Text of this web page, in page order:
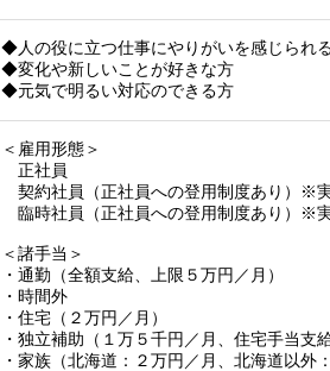
◆人の役に立つ仕事にやりがいを感じられ
◆変化や新しいことが好きな方
◆元気で明るい対応のできる方
＜雇用形態＞
正社員
契約社員（正社員への登用制度あり）※
臨時社員（正社員への登用制度あり）※
＜諸手当＞
・通勤（全額支給、上限５万円／月）
・時間外
・住宅（２万円／月）
・独立補助（１万５千円／月、住宅手当支
・家族（北海道：２万円／月、北海道以